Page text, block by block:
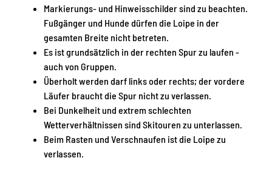
Markierungs- und Hinweisschilder sind zu beachten.
Fußgänger und Hunde dürfen die Loipe in der
gesamten Breite nicht betreten.
Es ist grundsätzlich in der rechten Spur zu laufen -
auch von Gruppen.
Überholt werden darf links oder rechts; der vordere
Läufer braucht die Spur nicht zu verlassen.
Bei Dunkelheit und extrem schlechten
Wetterverhältnissen sind Skitouren zu unterlassen.
Beim Rasten und Verschnaufen ist die Loipe zu
verlassen.